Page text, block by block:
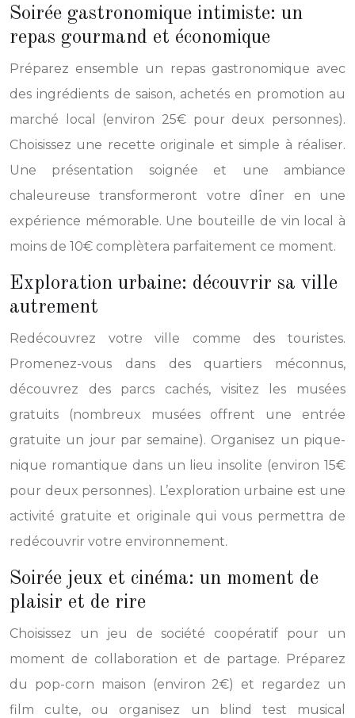
Soirée gastronomique intimiste: un
repas gourmand et économique
Préparez ensemble un repas gastronomique avec
des ingrédients de saison, achetés en promotion au
marché local (environ 25€ pour deux personnes).
Choisissez une recette originale et simple à réaliser.
Une présentation soignée et une ambiance
chaleureuse transformeront votre dîner en une
expérience mémorable. Une bouteille de vin local à
moins de 10€ complètera parfaitement ce moment.
Exploration urbaine: découvrir sa ville
autrement
Redécouvrez votre ville comme des touristes.
Promenez-vous dans des quartiers méconnus,
découvrez des parcs cachés, visitez les musées
gratuits (nombreux musées offrent une entrée
gratuite un jour par semaine). Organisez un pique-
nique romantique dans un lieu insolite (environ 15€
pour deux personnes). L’exploration urbaine est une
activité gratuite et originale qui vous permettra de
redécouvrir votre environnement.
Soirée jeux et cinéma: un moment de
plaisir et de rire
Choisissez un jeu de société coopératif pour un
moment de collaboration et de partage. Préparez
du pop-corn maison (environ 2€) et regardez un
film culte, ou organisez un blind test musical